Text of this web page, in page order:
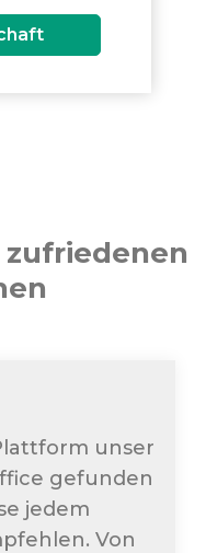
zufriedenen
unser
gefunden
jedem
Von